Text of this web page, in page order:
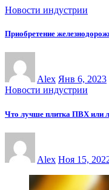
Новости индустрии
Приобретение
Alex Янв 6, 2023
Новости индустрии
Что лучше плитка ПВХ или
Alex Ноя 15,